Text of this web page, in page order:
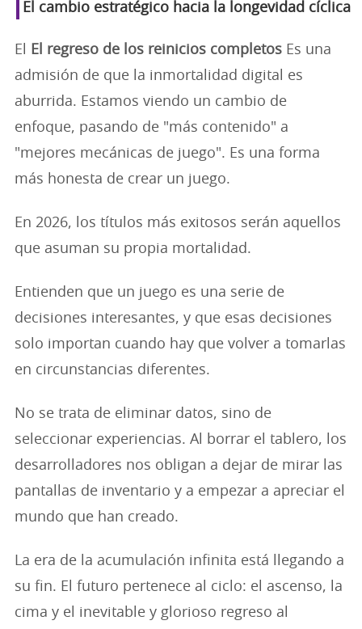
El cambio estratégico hacia la longevidad cíclica
El El regreso de los reinicios completos Es una
admisión de que la inmortalidad digital es
aburrida. Estamos viendo un cambio de
enfoque, pasando de "más contenido" a
"mejores mecánicas de juego". Es una forma
más honesta de crear un juego.
En 2026, los títulos más exitosos serán aquellos
que asuman su propia mortalidad.
Entienden que un juego es una serie de
decisiones interesantes, y que esas decisiones
solo importan cuando hay que volver a tomarlas
en circunstancias diferentes.
No se trata de eliminar datos, sino de
seleccionar experiencias. Al borrar el tablero, los
desarrolladores nos obligan a dejar de mirar las
pantallas de inventario y a empezar a apreciar el
mundo que han creado.
La era de la acumulación infinita está llegando a
su fin. El futuro pertenece al ciclo: el ascenso, la
cima y el inevitable y glorioso regreso al